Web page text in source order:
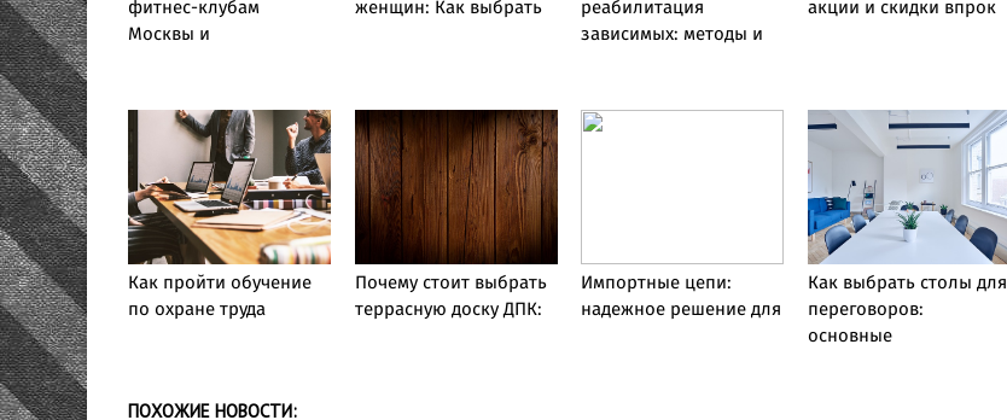
фитнес-клубам
Москвы и
женщин: Как выбрать
реабилитация
зависимых: методы и
акции и скидки впрок
Как пройти обучение
по охране труда
Почему стоит выбрать
террасную доску ДПК:
Импортные цепи:
надежное решение для
Как выбрать столы для
переговоров:
основные
ПОХОЖИЕ НОВОСТИ: